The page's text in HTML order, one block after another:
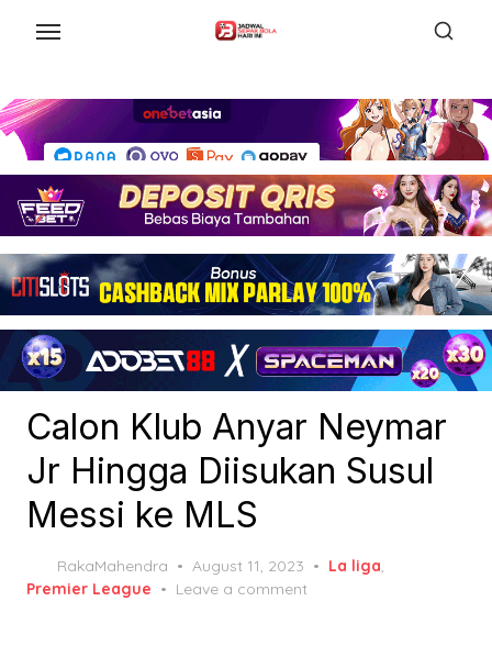
content
Calon Klub Anyar Neymar
Jr Hingga Diisukan Susul
Messi ke MLS
RakaMahendra
Posted
on
August 11, 2023 La liga,
Premier League
Leave a comment